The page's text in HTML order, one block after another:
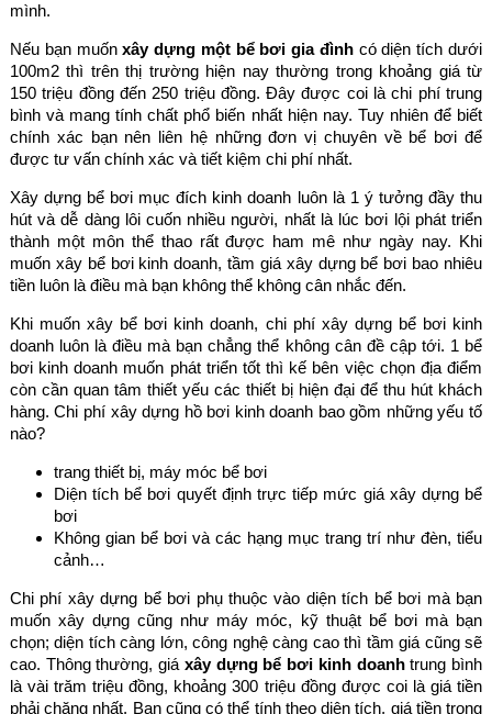
mình.
Nếu bạn muốnxây dựng một bể bơi gia đìnhcó diện tích dưới
100m2 thì trên thị trường hiện nay thường trong khoảng giá từ
150 triệu đồng đến 250 triệu đồng. Đây được coi là chi phí trung
bình và mang tính chất phổ biến nhất hiện nay. Tuy nhiên để biết
chính xác bạn nên liên hệ những đơn vị chuyên về bể bơi để
được tư vấn chính xác và tiết kiệm chi phí nhất.
Xây dựng bể bơi mục đích kinh doanh luôn là 1 ý tưởng đầy thu
hút và dễ dàng lôi cuốn nhiều người, nhất là lúc bơi lội phát triển
thành một môn thể thao rất được ham mê như ngày nay. Khi
muốn xây bể bơi kinh doanh, tầm giá xây dựng bể bơi bao nhiêu
tiền luôn là điều mà bạn không thể không cân nhắc đến.
Khi muốn xây bể bơi kinh doanh, chi phí xây dựng bể bơi kinh
doanh luôn là điều mà bạn chẳng thể không cân đề cập tới. 1 bể
bơi kinh doanh muốn phát triển tốt thì kế bên việc chọn địa điểm
còn cần quan tâm thiết yếu các thiết bị hiện đại để thu hút khách
hàng. Chi phí xây dựng hồ bơi kinh doanh bao gồm những yếu tố
nào?
trang thiết bị, máy móc bể bơi
Diện tích bể bơi quyết định trực tiếp mức giá xây dựng bể
bơi
Không gian bể bơi và các hạng mục trang trí như đèn, tiểu
cảnh…
Chi phí xây dựng bể bơi phụ thuộc vào diện tích bể bơi mà bạn
muốn xây dựng cũng như máy móc, kỹ thuật bể bơi mà bạn
chọn; diện tích càng lớn, công nghệ càng cao thì tầm giá cũng sẽ
cao. Thông thường, giá xây dựng bể bơi kinh doanhtrung bình
là vài trăm triệu đồng, khoảng 300 triệu đồng được coi là giá tiền
phải chăng nhất. Bạn cũng có thể tính theo diện tích, giá tiền trong